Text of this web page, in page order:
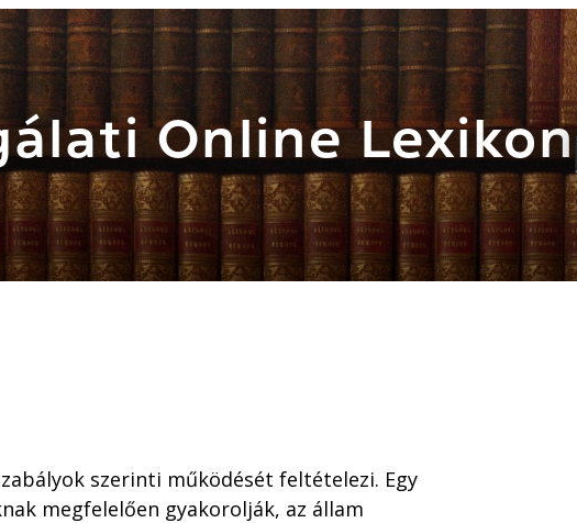
Online Lexikon
szerinti működését feltételezi. Egy
megfelelően gyakorolják, az állam